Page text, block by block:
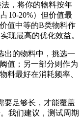
，将你的物料按年
10-20%）但价值最
值中等的B类物料作
现最高的优化效益。
出的物料中，挑选一
值；另一部分则作为
料最好在消耗频率、
要足够长，才能覆盖
我们建议，测试周期